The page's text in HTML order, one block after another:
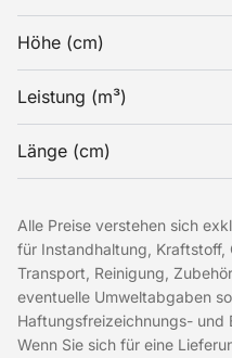
Höhe (cm)
Leistung (m³)
Länge (cm)
Alle Preise verstehen sich
für Instandhaltung, Kraftstoff,
Transport, Reinigung,
eventuelle Umweltabgaben
Haftungsfreizeichnungs- und
Wenn Sie sich für eine